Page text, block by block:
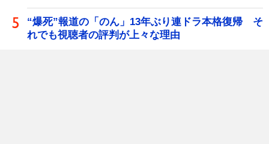
“爆死”報道の「のん」13年ぶり連ドラ本格復帰 そ
れでも視聴者の評判が上々な理由